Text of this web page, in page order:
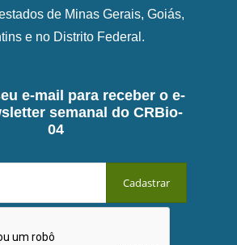
de Minas Gerais, Goiás,
e no Distrito Federal.
e-mail para receber o e-
semanal do CRBio-
04